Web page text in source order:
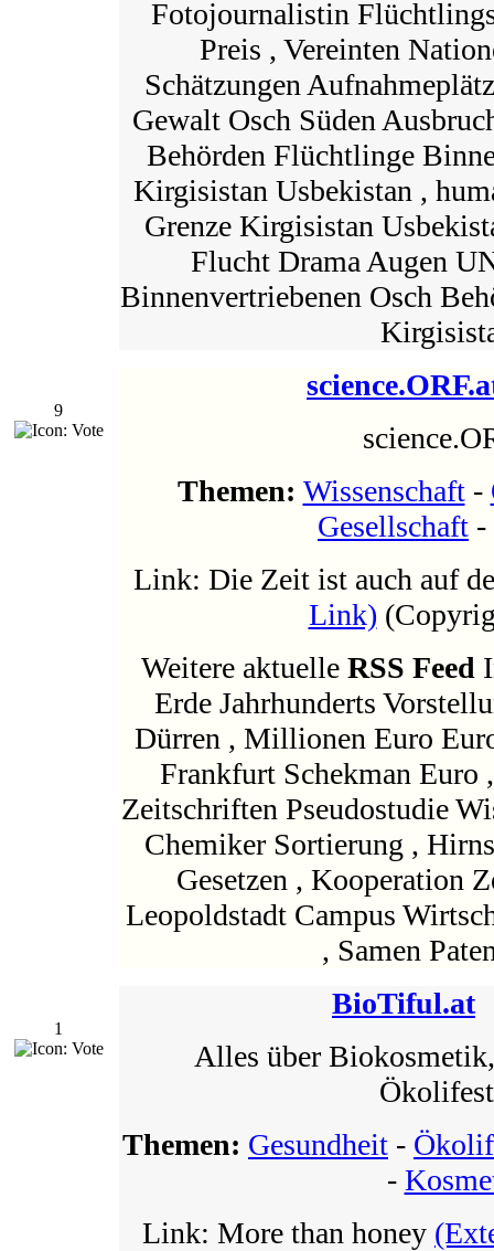
Fotojournalistin
Preis , Vereinten
Schätzungen
Gewalt Osch Süden
Behörden Flüchtlinge
Kirgisistan Usbekistan ,
Grenze Kirgisistan
Flucht Drama Augen
Binnenvertriebenen Osch
9
Themen: Wissenschaft-
Gesellschaft -
Link: Die Zeit ist auch auf
Link)
Weitere aktuelle RSS Feed
Erde Jahrhunderts
Dürren , Millionen Euro
Frankfurt Schekman Euro
Zeitschriften Pseudostudie
Chemiker Sortierung ,
Gesetzen , Kooperation
Leopoldstadt Campus
, Samen
1
BioTiful.at
Alles über
Themen: Gesundheit -
-
Link: More than honey